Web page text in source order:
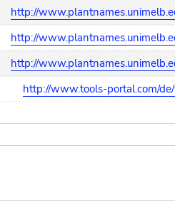
http://
http://
http://
http://www.tools-portal.com/